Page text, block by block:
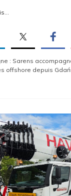
: Sarens
offshore depuis